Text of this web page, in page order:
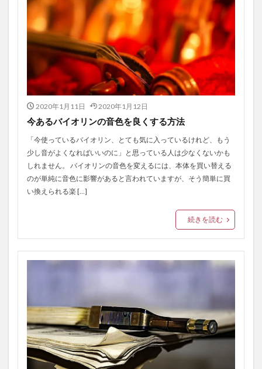
2020年1月11日 2020年1月12日
今あるバイオリンの音色を良くする方法
「今使っているバイオリン、とても気に入っているけれど、もう
少し音がよくなればいいのに」と思っている人は少なくないかも
しれません。 バイオリンの音色を変えるには、本体を買い替える
のが単純に音色に影響があると言われていますが、そう簡単に買
い換えられる楽 […]
続きを読む